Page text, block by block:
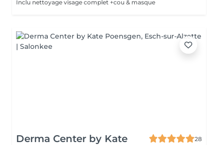
Inclu nettoyage visage complet +cou & masque
Derma Center by Kate
28